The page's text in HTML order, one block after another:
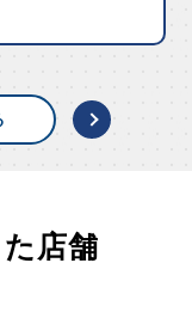
店舗